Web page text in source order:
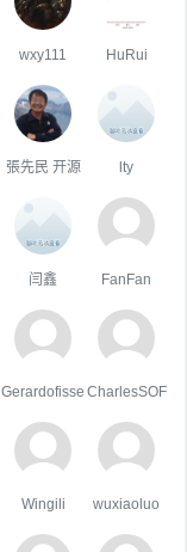
wxy111 HuRui
張先民 开源 lty
闫鑫 FanFan
Gerardofisse CharlesSOF
Wingili wuxiaoluo